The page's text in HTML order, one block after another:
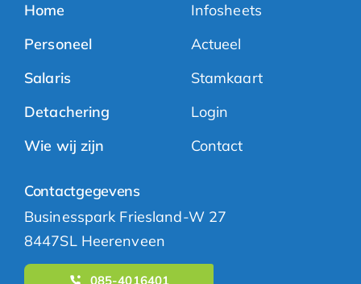
Home
Personeel
Salaris
Detachering
Wie wij zijn
Infosheets
Actueel
Stamkaart
Login
Contact
Contactgegevens
Businesspark Friesland-W 27
8447SL Heerenveen
085-4016401